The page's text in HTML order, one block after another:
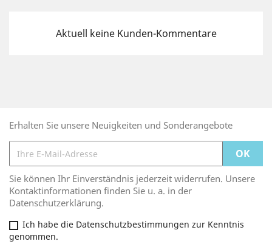
Aktuell keine Kunden-Kommentare
Erhalten Sie unsere Neuigkeiten und Sonderangebote
Sie können Ihr Einverständnis jederzeit widerrufen. Unsere
Kontaktinformationen finden Sie u. a. in der
Datenschutzerklärung.
Ich habe die Datenschutzbestimmungen zur Kenntnis
genommen.